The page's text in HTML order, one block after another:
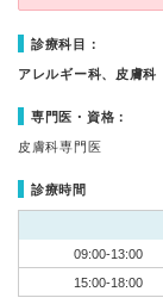
診療科目：
アレルギー科、皮膚科
専門医・資格：
皮膚科専門医
診療時間
09:00-13:00
15:00-18:00